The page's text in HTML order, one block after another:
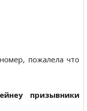
пожалела что
призывники